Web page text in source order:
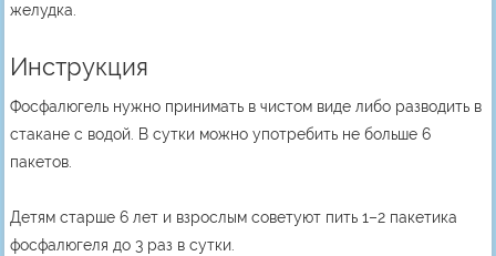
желудка.
Инструкция
Фосфалюгель нужно принимать в чистом виде либо разводить в
стакане с водой. В сутки можно употребить не больше 6
пакетов.
Детям старше 6 лет и взрослым советуют пить 1–2 пакетика
фосфалюгеля до 3 раз в сутки.